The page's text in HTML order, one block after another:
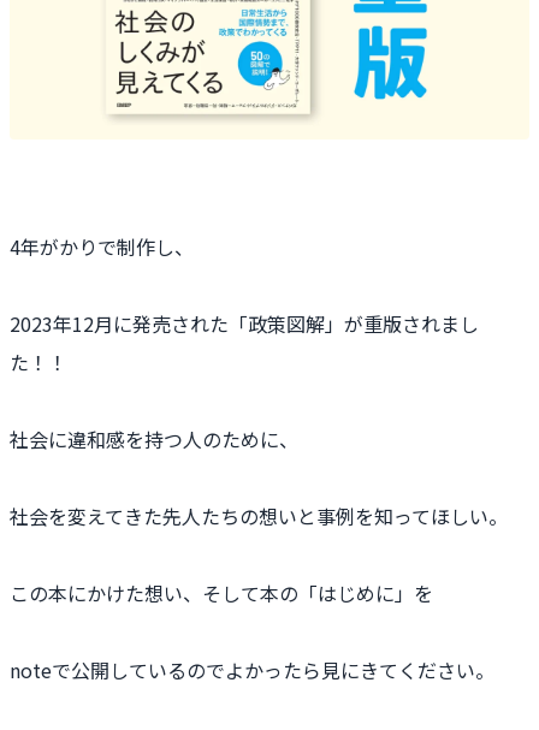
4年がかりで制作し、
2023年12月に発売された「政策図解」が重版されまし
た！！
社会に違和感を持つ人のために、
社会を変えてきた先人たちの想いと事例を知ってほしい。
この本にかけた想い、そして本の「はじめに」を
noteで公開しているのでよかったら見にきてください。